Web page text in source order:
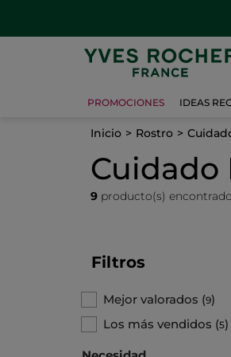
PROMOCIONES IDEAS
Inicio Rostro
Cuidado
9 producto(s)
Filtros
Mejor valorados (9)
Los más vendidos (5)